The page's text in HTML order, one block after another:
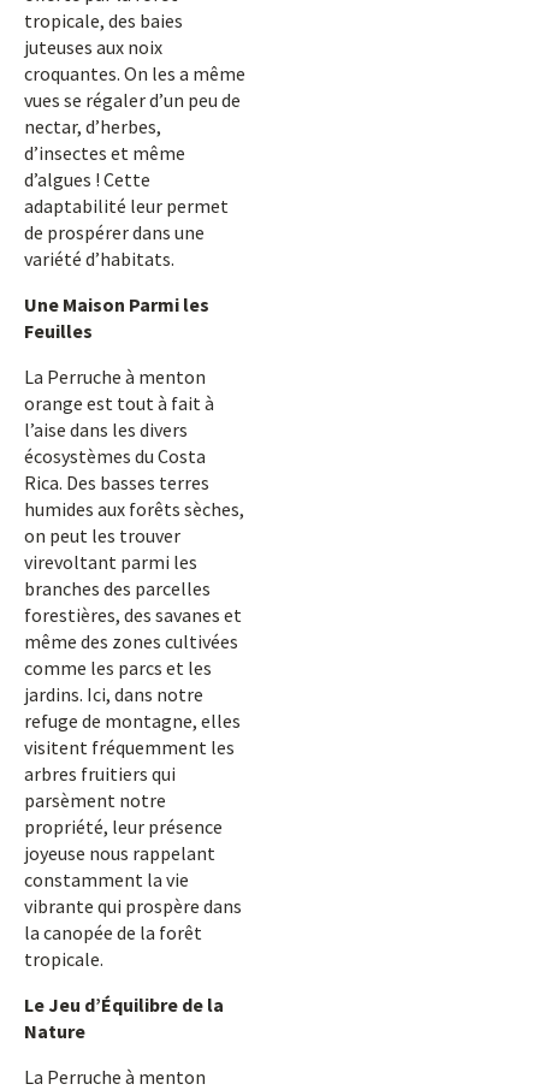
tropicale, des baies
juteuses aux noix
croquantes. On les a même
vues se régaler d’un peu de
nectar, d’herbes,
d’insectes et même
d’algues ! Cette
adaptabilité leur permet
de prospérer dans une
variété d’habitats.
Une Maison Parmi les
Feuilles
La Perruche à menton
orange est tout à fait à
l’aise dans les divers
écosystèmes du Costa
Rica. Des basses terres
humides aux forêts sèches,
on peut les trouver
virevoltant parmi les
branches des parcelles
forestières, des savanes et
même des zones cultivées
comme les parcs et les
jardins. Ici, dans notre
refuge de montagne, elles
visitent fréquemment les
arbres fruitiers qui
parsèment notre
propriété, leur présence
joyeuse nous rappelant
constamment la vie
vibrante qui prospère dans
la canopée de la forêt
tropicale.
Le Jeu d’Équilibre de la
Nature
La Perruche à menton